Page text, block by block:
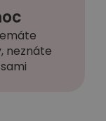
neznáte